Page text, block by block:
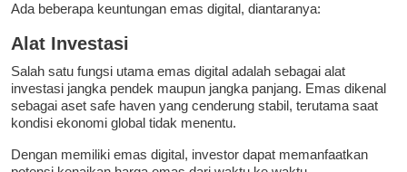
Ada beberapa keuntungan emas digital, diantaranya:
Alat Investasi
Salah satu fungsi utama emas digital adalah sebagai alat
investasi jangka pendek maupun jangka panjang. Emas dikenal
sebagai aset safe haven yang cenderung stabil, terutama saat
kondisi ekonomi global tidak menentu.
Dengan memiliki emas digital, investor dapat memanfaatkan